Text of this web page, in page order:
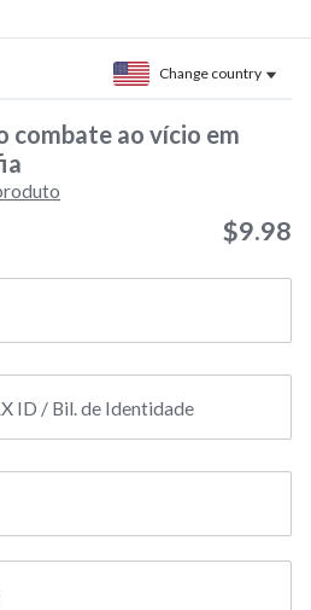
Change country
combate ao vício em
$9.98
ID / Bil. de Identidade